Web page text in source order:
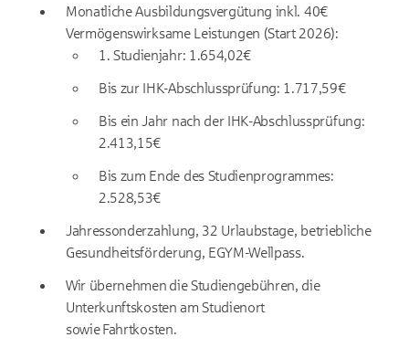
Monatliche Ausbildungsvergütung inkl. 40€
Vermögenswirksame Leistungen (Start 2026):
1. Studienjahr: 1.654,02€
Bis zur IHK-Abschlussprüfung: 1.717,59€
Bis ein Jahr nach der IHK-Abschlussprüfung:
2.413,15€
Bis zum Ende des Studienprogrammes:
2.528,53€
Jahressonderzahlung, 32 Urlaubstage, betriebliche
Gesundheitsförderung, EGYM-Wellpass.
Wir übernehmen die Studiengebühren, die
Unterkunftskosten am Studienort
sowie Fahrtkosten.